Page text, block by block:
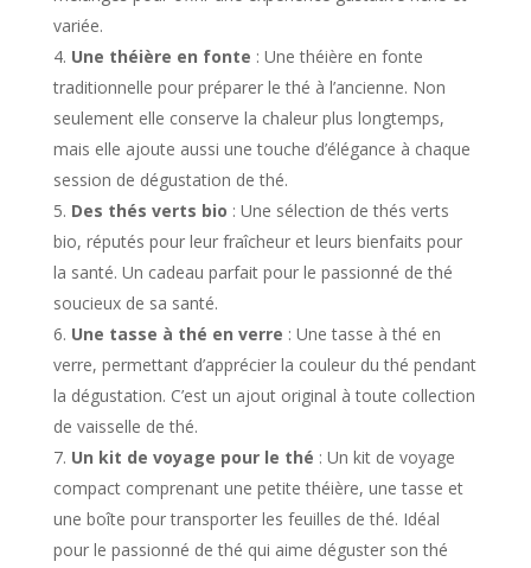
variée.
Une théière en fonte : Une théière en fonte
traditionnelle pour préparer le thé à l’ancienne. Non
seulement elle conserve la chaleur plus longtemps,
mais elle ajoute aussi une touche d’élégance à chaque
session de dégustation de thé.
Des thés verts bio : Une sélection de thés verts
bio, réputés pour leur fraîcheur et leurs bienfaits pour
la santé. Un cadeau parfait pour le passionné de thé
soucieux de sa santé.
Une tasse à thé en verre : Une tasse à thé en
verre, permettant d’apprécier la couleur du thé pendant
la dégustation. C’est un ajout original à toute collection
de vaisselle de thé.
Un kit de voyage pour le thé : Un kit de voyage
compact comprenant une petite théière, une tasse et
une boîte pour transporter les feuilles de thé. Idéal
pour le passionné de thé qui aime déguster son thé